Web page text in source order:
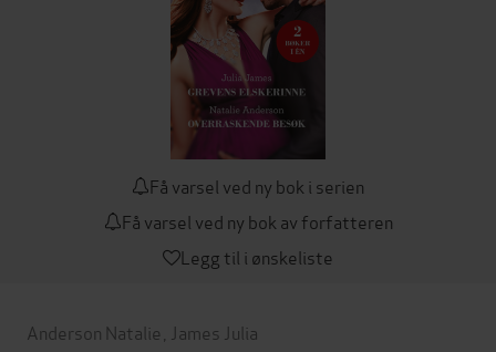
Få varsel ved ny bok i serien
Få varsel ved ny bok av forfatteren
Legg til i ønskeliste
Anderson Natalie James Julia